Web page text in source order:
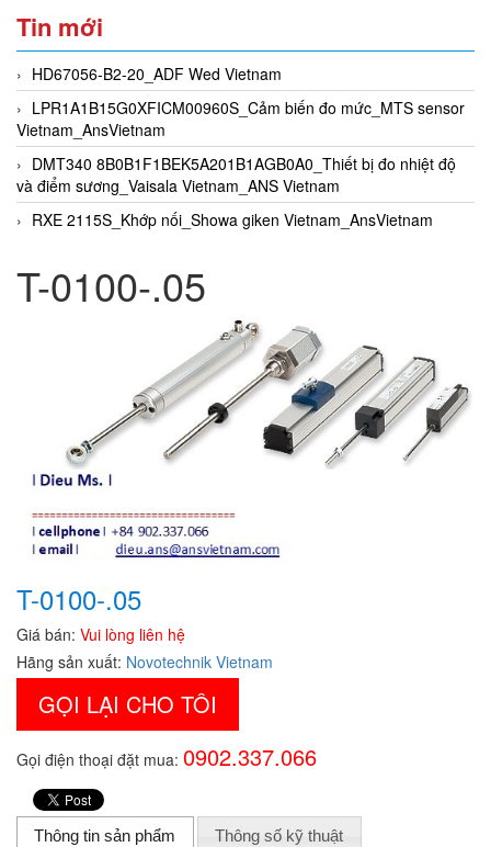
Tin mới
HD67056-B2-20_ADF Wed Vietnam
LPR1A1B15G0XFICM00960S_Cảm biến đo mức_MTS sensor
Vietnam_AnsVietnam
DMT340 8B0B1F1BEK5A201B1AGB0A0_Thiết bị đo nhiệt độ
và điểm sương_Vaisala Vietnam_ANS Vietnam
RXE 2115S_Khớp nối_Showa giken Vietnam_AnsVietnam
T-0100-.05
T-0100-.05
Giá bán: Vui lòng liên hệ
Hãng sản xuất: Novotechnik Vietnam
GỌI LẠI CHO TÔI
Gọi điện thoại đặt mua: 0902.337.066
Thông tin sản phẩm Thông số kỹ thuật